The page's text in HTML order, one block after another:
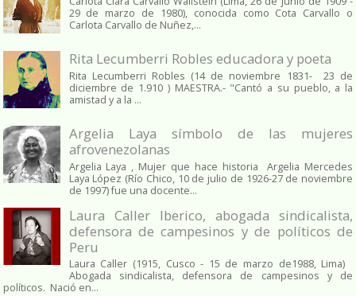
29 de marzo de 1980), conocida como Cota Carvallo o
Carlota Carvallo de Nuñez,...
Rita Lecumberri Robles educadora y poeta
Rita Lecumberri Robles (14 de noviembre 1831- 23 de
diciembre de 1.910 ) MAESTRA.- "Cantó a su pueblo, a la
amistad y a la ...
Argelia Laya símbolo de las mujeres
afrovenezolanas
Argelia Laya , Mujer que hace historia Argelia Mercedes
Laya López (Río Chico, 10 de julio de 1926-27 de noviembre
de 1997) fue una docente...
Laura Caller Iberico, abogada sindicalista,
defensora de campesinos y de políticos de
Peru
Laura Caller (1915, Cusco - 15 de marzo de1988, Lima)
Abogada sindicalista, defensora de campesinos y de
políticos. Nació en...